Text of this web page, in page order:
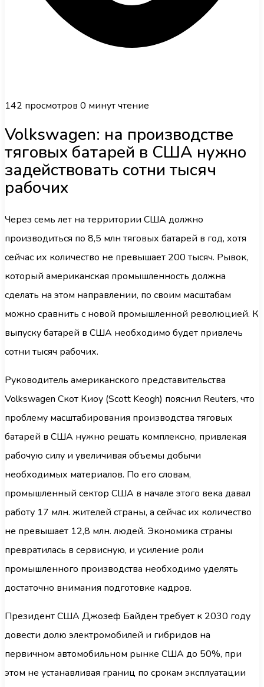
142 просмотров 0 минут чтение
Volkswagen: на производстве
тяговых батарей в США нужно
задействовать сотни тысяч
рабочих
Через семь лет на территории США должно
производиться по 8,5 млн тяговых батарей в год, хотя
сейчас их количество не превышает 200 тысяч. Рывок,
который американская промышленность должна
сделать на этом направлении, по своим масштабам
можно сравнить с новой промышленной революцией. К
выпуску батарей в США необходимо будет привлечь
сотни тысяч рабочих.
Руководитель американского представительства
Volkswagen Скот Киоу (Scott Keogh) пояснил Reuters, что
проблему масштабирования производства тяговых
батарей в США нужно решать комплексно, привлекая
рабочую силу и увеличивая объемы добычи
необходимых материалов. По его словам,
промышленный сектор США в начале этого века давал
работу 17 млн. жителей страны, а сейчас их количество
не превышает 12,8 млн. людей. Экономика страны
превратилась в сервисную, и усиление роли
промышленного производства необходимо уделять
достаточно внимания подготовке кадров.
Президент США Джозеф Байден требует к 2030 году
довести долю электромобилей и гибридов на
первичном автомобильном рынке США до 50%, при
этом не устанавливая границ по срокам эксплуатации